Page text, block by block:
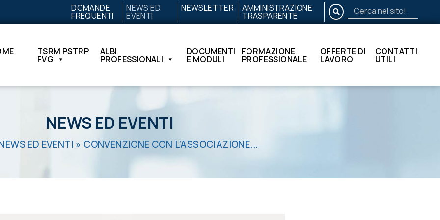
DOMANDE
FREQUENTI
NEWS ED
EVENTI
NEWSLETTER AMMINISTRAZIONE
TRASPARENTE
Cerca
TSRM PSTRP
FVG
ALBI
PROFESSIONALI
DOCUMENTI
E MODULI
FORMAZIONE
PROFESSIONALE
OFFERTE DI
LAVORO
CONTATTI
UTILI
NEWS ED EVENTI
ED EVENTI » CONVENZIONE CON L’ASSOCIAZIONE...